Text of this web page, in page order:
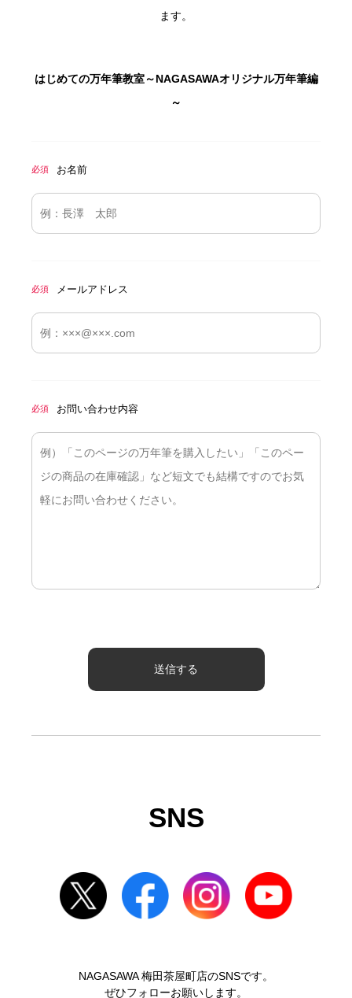
ます。
はじめての万年筆教室～NAGASAWAオリジナル万年筆編
～
必須 お名前
必須 メールアドレス
必須 お問い合わせ内容
SNS
NAGASAWA 梅田茶屋町店のSNSです。
ぜひフォローお願いします。